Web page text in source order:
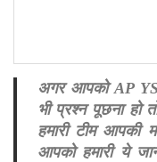
अगर आपको AP
भी प्रश्न पूछना
हमारी टीम आपकी
आपको हमारी ये